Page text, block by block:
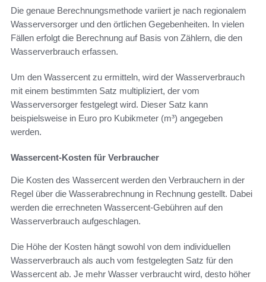
Die genaue Berechnungsmethode variiert je nach regionalem
Wasserversorger und den örtlichen Gegebenheiten. In vielen
Fällen erfolgt die Berechnung auf Basis von Zählern, die den
Wasserverbrauch erfassen.
Um den Wassercent zu ermitteln, wird der Wasserverbrauch
mit einem bestimmten Satz multipliziert, der vom
Wasserversorger festgelegt wird. Dieser Satz kann
beispielsweise in Euro pro Kubikmeter (m³) angegeben
werden.
Wassercent-Kosten für Verbraucher
Die Kosten des Wassercent werden den Verbrauchern in der
Regel über die Wasserabrechnung in Rechnung gestellt. Dabei
werden die errechneten Wassercent-Gebühren auf den
Wasserverbrauch aufgeschlagen.
Die Höhe der Kosten hängt sowohl von dem individuellen
Wasserverbrauch als auch vom festgelegten Satz für den
Wassercent ab. Je mehr Wasser verbraucht wird, desto höher